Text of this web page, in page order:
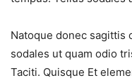
Natoque donec sagittis
sodales ut quam odio
Taciti. Quisque Et